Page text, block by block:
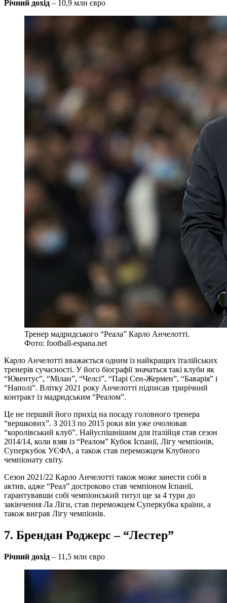
Річний дохід – 10,9 млн євро
Тренер мадридського “Реала” Карло Анчелотті.
Фото: football-espana.net
Карло Анчелотті вважається одним із найкращих італійських
тренерів сучасності. У його біографії значаться такі клуби як
“Ювентус”, “Мілан”, “Челсі”, “Парі Сен-Жермен”, “Баварія” і
“Наполі”. Влітку 2021 року Анчелотті підписав трирічний
контракт із мадридським “Реалом”.
Це не перший його прихід на посаду головного тренера
“вершкових”. З 2013 по 2015 роки він уже очолював
“королівський клуб”. Найуспішнішим для італійця став сезон
2014/14, коли взяв із “Реалом” Кубок Іспанії, Лігу чемпіонів,
Суперкубок УЄФА, а також став переможцем Клубного
чемпіонату світу.
Сезон 2021/22 Карло Анчелотті також може занести собі в
актив, адже “Реал” достроково став чемпіоном Іспанії,
гарантувавши собі чемпіонський титул ще за 4 тури до
закінчення Ла Ліги, став переможцем Суперкубка країни, а
також виграв Лігу чемпіонів.
7. Брендан Роджерс – “Лестер”
Річний дохід – 11,5 млн євро